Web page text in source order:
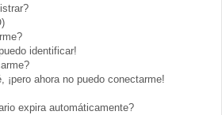
identificar!
¡pero ahora no puedo conectarme!
expira automáticamente?